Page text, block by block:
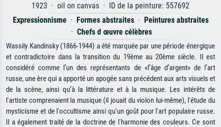
1923 · oil on canvas · ID de la peinture: 557692
Expressionnisme· Formes abstraites· Peintures abstraites
· Chefs d œuvre célèbres
Wassily Kandinsky (1866-1944) a été marquée par une période énergique
et contradictoire dans la transition du 19ème au 20ème siècle. Il est
considéré comme l’un des représentants de «l’âge d’argent» de l’art
russe, une ère qui a apporté un apogée sans précédent aux arts visuels et
de la scène, ainsi qu’à la littérature et à la musique. Les intérêts de
l'artiste comprenaient la musique (il jouait du violon lui-même), l'étude du
mysticisme et de l'occultisme ainsi qu'un goût pour l'art populaire russe.
Il a également traité de la doctrine de l'harmonie des couleurs. Ce sont